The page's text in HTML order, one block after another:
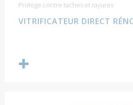
Protège contre taches et rayures
VITRIFICATEUR DIRECT